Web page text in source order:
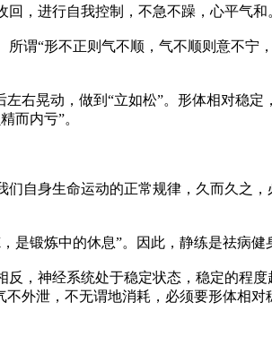
，进行自我控制，不急不躁，心平气和
谓“形不正则气不顺，气不顺则意不宁
右晃动，做到“立如松”。形体相对稳
而内亏”。
自身生命运动的正常规律，久而久之
锻炼中的休息”。因此，静练是祛病健
，神经系统处于稳定状态，稳定的程
外泄，不无谓地消耗，必须要形体相